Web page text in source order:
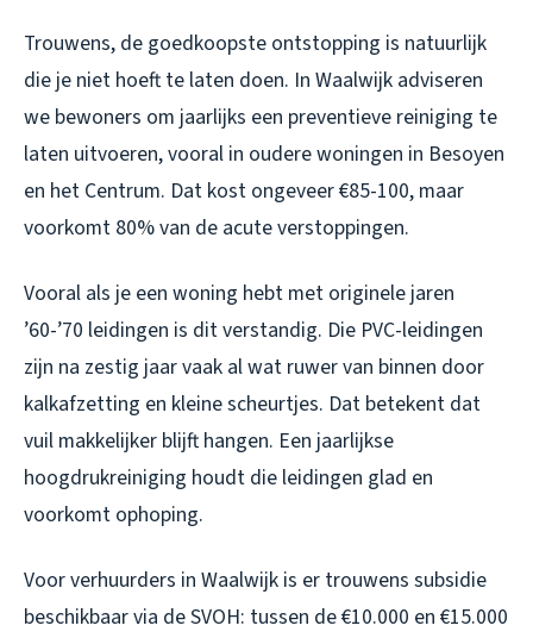
Trouwens, de goedkoopste ontstopping is natuurlijk
die je niet hoeft te laten doen. In Waalwijk adviseren
we bewoners om jaarlijks een preventieve reiniging te
laten uitvoeren, vooral in oudere woningen in Besoyen
en het Centrum. Dat kost ongeveer €85-100, maar
voorkomt 80% van de acute verstoppingen.
Vooral als je een woning hebt met originele jaren
’60-’70 leidingen is dit verstandig. Die PVC-leidingen
zijn na zestig jaar vaak al wat ruwer van binnen door
kalkafzetting en kleine scheurtjes. Dat betekent dat
vuil makkelijker blijft hangen. Een jaarlijkse
hoogdrukreiniging houdt die leidingen glad en
voorkomt ophoping.
Voor verhuurders in Waalwijk is er trouwens subsidie
beschikbaar via de SVOH: tussen de €10.000 en €15.000